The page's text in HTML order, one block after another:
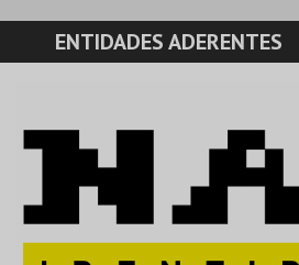
CARRINHO
EVENTOS
CARTÕES
PRODUTOS
ENTIDADES ADERENTES